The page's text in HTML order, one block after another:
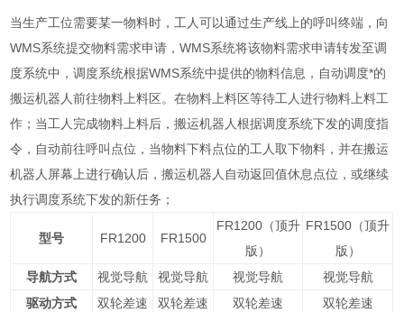
当生产工位需要某一物料时，工人可以通过生产线上的呼叫终端，向
WMS系统提交物料需求申请，WMS系统将该物料需求申请转发至调
度系统中，调度系统根据WMS系统中提供的物料信息，自动调度*的
搬运机器人前往物料上料区。在物料上料区等待工人进行物料上料工
作；当工人完成物料上料后，搬运机器人根据调度系统下发的调度指
令，自动前往呼叫点位，当物料下料点位的工人取下物料，并在搬运
机器人屏幕上进行确认后，搬运机器人自动返回值休息点位，或继续
执行调度系统下发的新任务；
型号 FR1200 FR1500
FR1200（顶升
版）
FR1500 （顶升
版）
导航方式
视觉导航 视觉导航 视觉导航
视觉导航
驱动方式
双轮差速 双轮差速 双轮差速
双轮差速